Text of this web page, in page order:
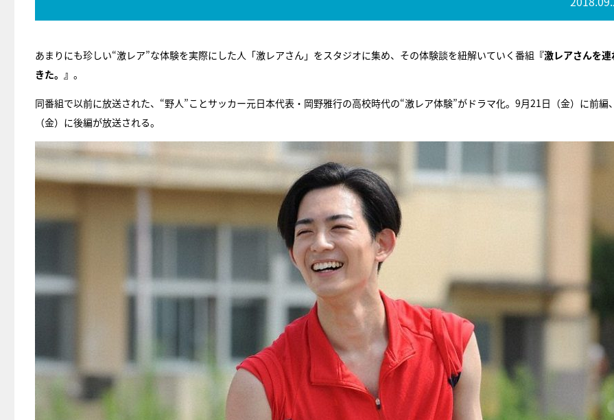
あまりにも珍しい“激レア”な体験を実際にした人「激レアさん」をスタジオに集め、その体験談を紐解いていく番組 『激レアさんを
きた。』 。
同番組で以前に放送された、“野人”ことサッカー元日本代表・岡野雅行の高校時代の“激レア体験”がドラマ化。9月21日（金）に前編
（金）に後編が放送される。
E齋藤樹愛羅＆佐々木舞